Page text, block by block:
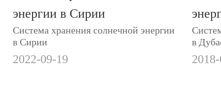
энергии в Сирии
Система хранения солнечной энергии
в Сирии
2022-09-19
в